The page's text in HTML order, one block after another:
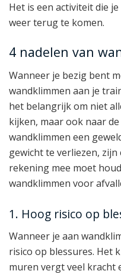
Het is een activiteit die
weer terug te komen.
4 nadelen van
Wanneer je bezig bent
wandklimmen aan je
het belangrijk om niet
kijken, maar ook naar
wandklimmen een
gewicht te verliezen,
rekening mee moet
wandklimmen voor
1. Hoog risico op
Wanneer je aan
risico op blessures. Het
muren vergt veel kracht